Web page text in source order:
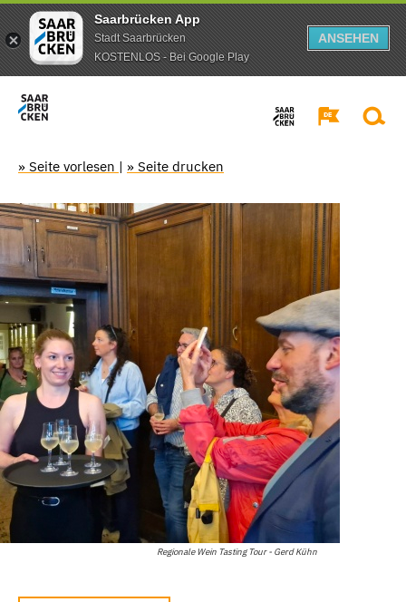
Saarbrücken App
Stadt Saarbrücken
KOSTENLOS - Bei Google Play
ANSEHEN
» Seite vorlesen | » Seite drucken
Regionale Wein Tasting Tour - Gerd Kühn